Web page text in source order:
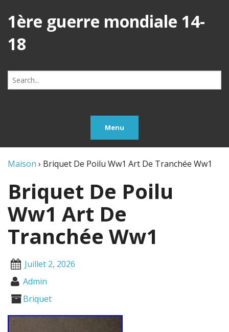
1ère guerre mondiale 14-
18
Search
for:
Menu
Maison › Briquet De Poilu Ww1 Art De Tranchée Ww1
Briquet De Poilu
Ww1 Art De
Tranchée Ww1
Juillet 2, 2026
Admin
Briquet